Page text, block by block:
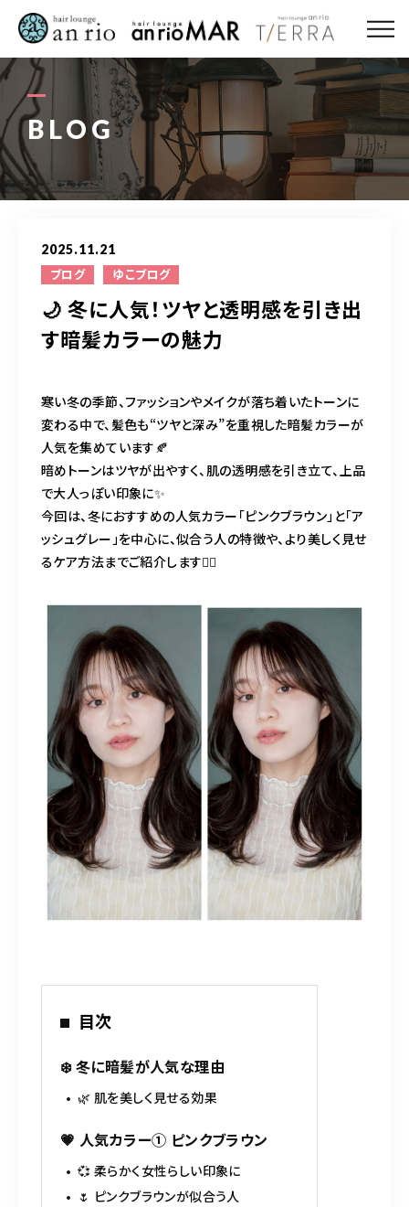
BLOG
2025.11.21
ブログ ゆこブログ
🌙 冬に人気！ツヤと透明感を引き出
す暗髪カラーの魅力
寒い冬の季節、ファッションやメイクが落ち着いたトーンに
変わる中で、髪色も“ツヤと深み”を重視した暗髪カラーが
人気を集めています🍂
暗めトーンはツヤが出やすく、肌の透明感を引き立て、上品
で大人っぽい印象に✨
今回は、冬におすすめの人気カラー「ピンクブラウン」と「ア
ッシュグレー」を中心に、似合う人の特徴や、より美しく見せ
るケア方法までご紹介します💇‍♀️
目次
❄️ 冬に暗髪が人気な理由
🌿 肌を美しく見せる効果
💗 人気カラー① ピンクブラウン
💞 柔らかく女性らしい印象に
🌷 ピンクブラウンが似合う人
ABOUT US
MENU
STYLE
STAFF〈anrio MAR〉
STAFF〈anrio TIERRA〉
BLOG
ACCESS
CONTACT
098-943-5969
【an rio】営業時間 10:00～19:00（日月除く）
098-917-5366
【anrio MAR】営業時間 10:00～19:00（日月除く）
098-917-5366
【anrio TIERRA】営業時間 9:00～17:00（日月除く）